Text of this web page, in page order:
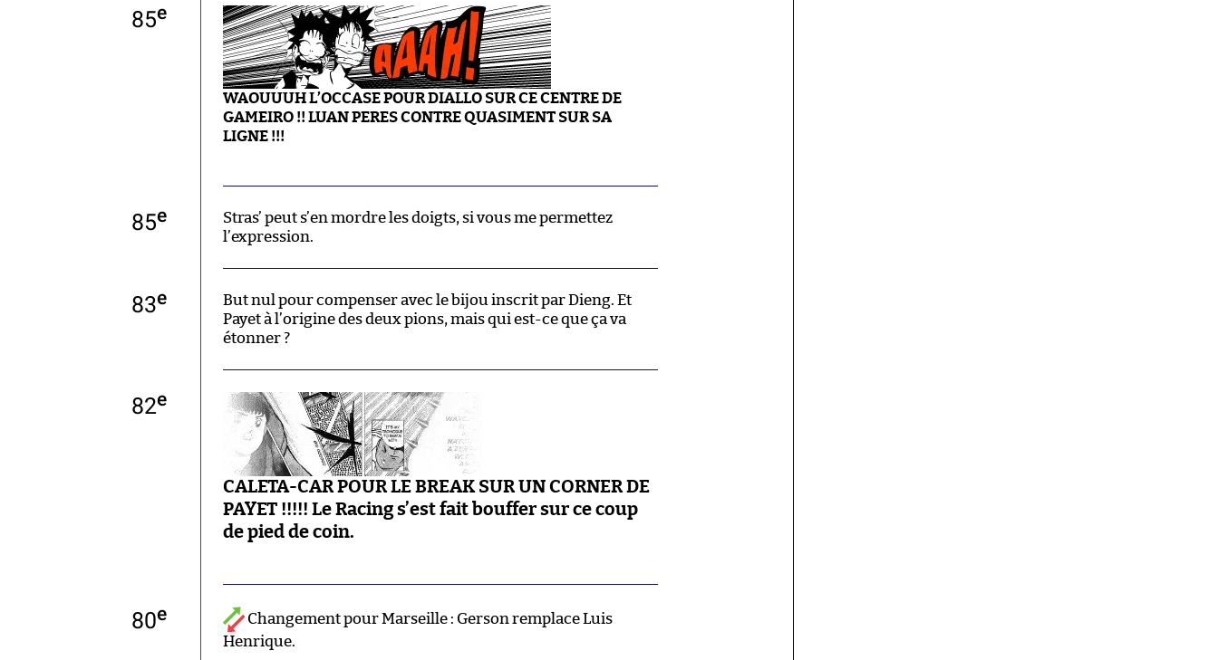
85e
WAOUUUH L’OCCASE POUR DIALLO SUR CE CENTRE DE
GAMEIRO !! LUAN PERES CONTRE QUASIMENT SUR SA
LIGNE !!!
85e
Stras’ peut s’en mordre les doigts, si vous me permettez
l’expression.
83e
But nul pour compenser avec le bijou inscrit par Dieng. Et
Payet à l’origine des deux pions, mais qui est-ce que ça va
étonner ?
82e
CALETA-CAR POUR LE BREAK SUR UN CORNER DE
PAYET !!!!! Le Racing s’est fait bouffer sur ce coup
de pied de coin.
80e
Changement pour Marseille : Gerson remplace Luis
Henrique.